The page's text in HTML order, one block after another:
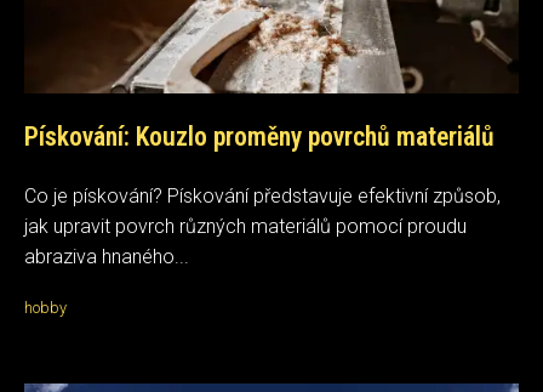
Pískování: Kouzlo proměny povrchů materiálů
Co je pískování? Pískování představuje efektivní způsob,
jak upravit povrch různých materiálů pomocí proudu
abraziva hnaného...
hobby